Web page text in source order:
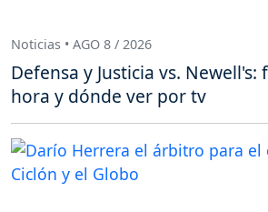
Noticias • AGO 8 / 2026
Defensa y Justicia vs. Newell's:
hora y dónde ver por tv